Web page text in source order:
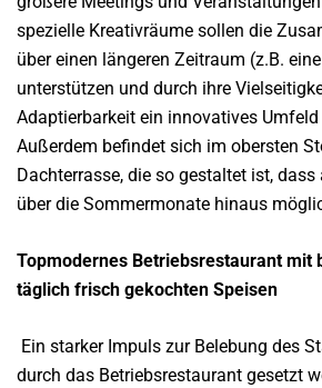
spezielle Kreativräume sollen die
über einen längeren Zeitraum (z.B.
unterstützen und durch ihre
Adaptierbarkeit ein innovatives
Außerdem befindet sich im obersten
Dachterrasse, die so gestaltet ist,
über die Sommermonate hinaus
Topmodernes Betriebsrestaurant mit
täglich frisch gekochten Speisen
Ein starker Impuls zur Belebung des
durch das Betriebsrestaurant gesetzt